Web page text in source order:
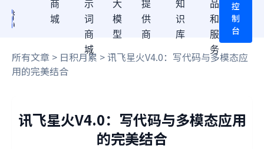
商
城
示
词
商
城
大
模
型
提
供
商
知
识
库
品
和
服
务
控
制
台
所有文章 > 日积月累 > 讯飞星火V4.0：写代码与多模态应
用的完美结合
讯飞星火V4.0：写代码与多模态应用
的完美结合